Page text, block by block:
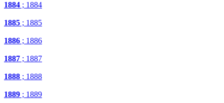
1884 ; 1884
1885 ; 1885
1886 ; 1886
1887 ; 1887
1888 ; 1888
1889 ; 1889